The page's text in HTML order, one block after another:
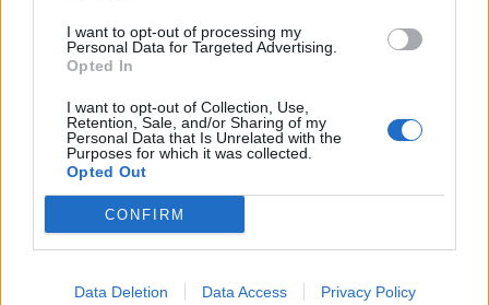
I want to opt-out of processing my
Personal Data for Targeted Advertising.
Opted In
I want to opt-out of Collection, Use,
Retention, Sale, and/or Sharing of my
Personal Data that Is Unrelated with the
Purposes for which it was collected.
Opted Out
CONFIRM
Data Deletion Data Access Privacy Policy
Předchozí článek
Příbram o víkendu přivítá českou
triatlonovou špičku. Na Novém
rybníce se pojede republikový
šampionát i závody štafet
Starosta a strážník pomáhali
muži, kterému se udělalo